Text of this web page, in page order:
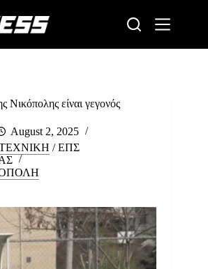
Νικόπολης είναι γεγονός
August 2, 2025
/ΕΠΣ